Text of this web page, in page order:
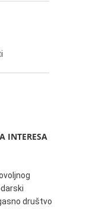
INTERESA
društvo